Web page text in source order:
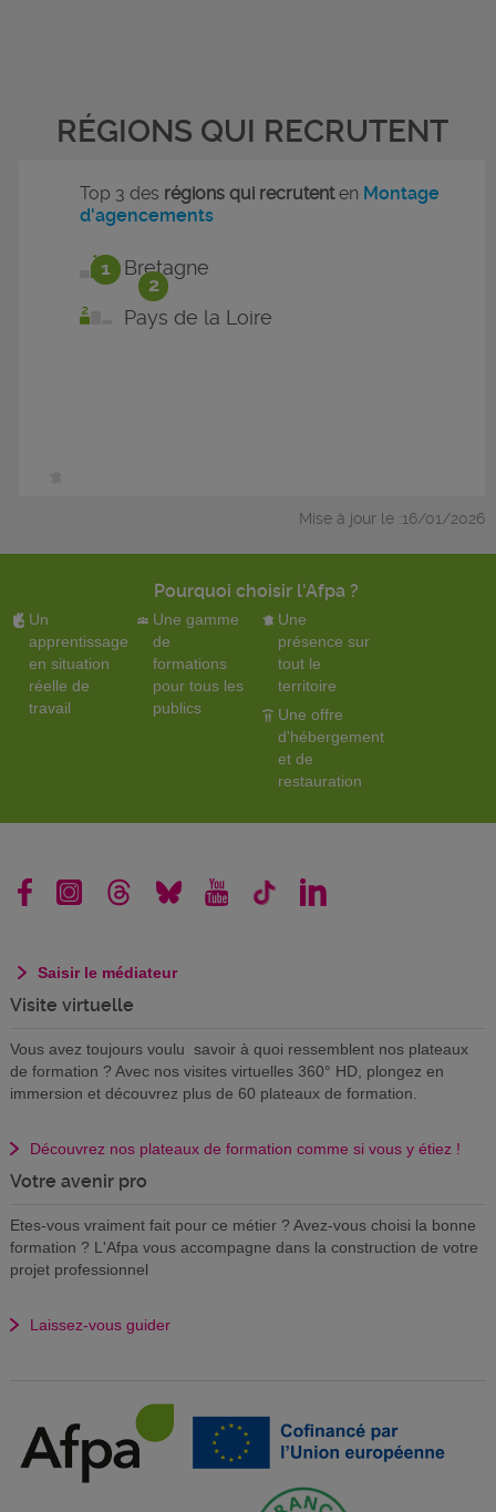
RÉGIONS QUI RECRUTENT
1
2
Top 3 des régions qui recrutenten Montage
d'agencements
Bretagne
Pays de la Loire
Mise à jour le :16/01/2026
Pourquoi choisir l'Afpa ?
Un
apprentissage
en situation
réelle de
travail
Une gamme
de
formations
pour tous les
publics
Une
présence sur
tout le
territoire
Une offre
d'hébergement
et de
restauration
Saisir le médiateur
Visite virtuelle
Vous avez toujours voulu savoir à quoi ressemblent nos plateaux
de formation ? Avec nos visites virtuelles 360° HD, plongez en
immersion et découvrez plus de 60 plateaux de formation.
Découvrez nos plateaux de formation comme si vous y étiez !
Votre avenir pro
Etes-vous vraiment fait pour ce métier ? Avez-vous choisi la bonne
formation ? L'Afpa vous accompagne dans la construction de votre
projet professionnel
Laissez-vous guider